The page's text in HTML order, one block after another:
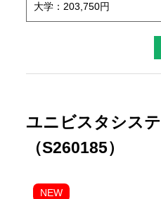
大学：203,750円
ユニビスタシス
（S260185）
NEW